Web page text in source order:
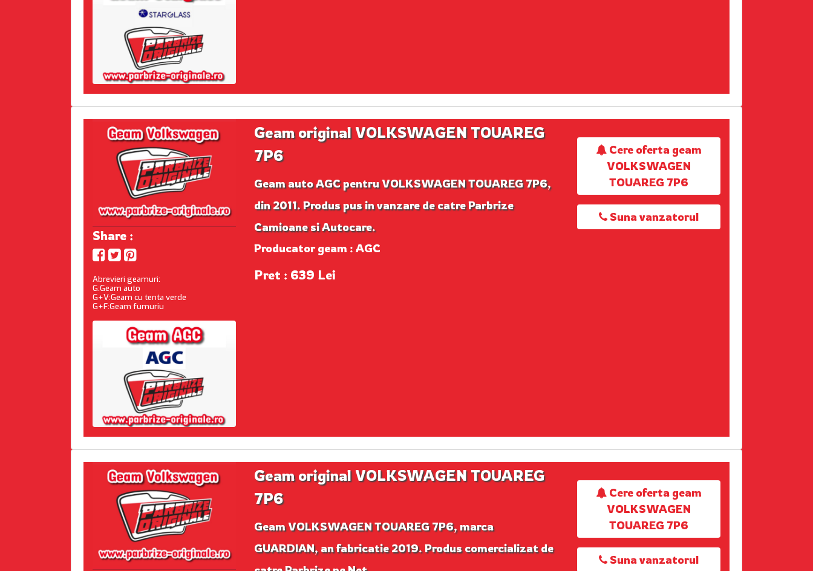
Share :
Abrevieri geamuri:
G:Geam auto
G+V:Geam cu tenta verde
G+F:Geam fumuriu
Geam original VOLKSWAGEN TOUAREG
7P6
Geam auto AGC pentru VOLKSWAGEN TOUAREG 7P6,
din 2011. Produs pus in vanzare de catre Parbrize
Camioane si Autocare.
Producator geam : AGC
Pret : 639 Lei
Cere oferta geam
VOLKSWAGEN
TOUAREG 7P6
Suna vanzatorul
Geam original VOLKSWAGEN TOUAREG
7P6
Geam VOLKSWAGEN TOUAREG 7P6, marca
GUARDIAN, an fabricatie 2019. Produs comercializat de
Cere oferta geam
VOLKSWAGEN
TOUAREG 7P6
Suna vanzatorul